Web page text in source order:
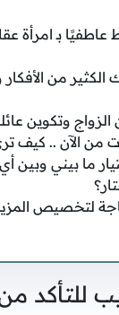
بـ امرأة
من
وتكوين
ما بيني وبين
لتخصيص
للتأكد